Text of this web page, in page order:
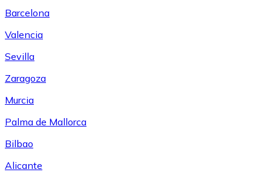
Barcelona
Valencia
Sevilla
Zaragoza
Murcia
Palma de Mallorca
Bilbao
Alicante